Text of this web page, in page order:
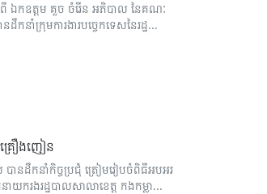
ញពី ឯកឧត្តម គួច ចំរើន អភិបាល នៃគណៈ
នាំក្រុមការងារបច្ចេកទេសនៃរដ្ឋ...
គ្រឿងញៀន
បានដឹកនាំកិច្ចប្រជុំ ត្រៀមរៀបចំពិធីអបអរ
ករងរដ្ឋបាលសាលាខេត្ត កងកម្លា...